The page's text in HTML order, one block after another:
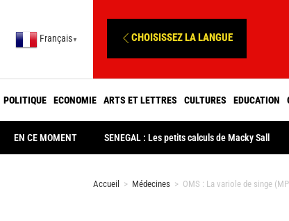
Français ▼ CHOISISSEZ LA LANGUE
POLITIQUE ECONOMIE ARTS ET LETTRES CULTURES EDUCATION
EN CE MOMENT SENEGAL : Les petits calculs de Macky Sall
Accueil > Médecines > OMS : La variole de singe